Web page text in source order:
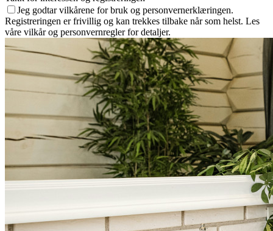
Jeg godtar vilkårene for bruk og personvernerklæringen.
Registreringen er frivillig og kan trekkes tilbake når som helst. Les
våre vilkår og personvernregler for detaljer.